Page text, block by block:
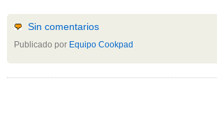
Sin comentarios
Publicado por Equipo Cookpad